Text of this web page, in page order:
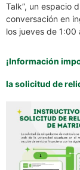
Talk”, un espacio
conversación en
los jueves de
¡Información
la solicitud de